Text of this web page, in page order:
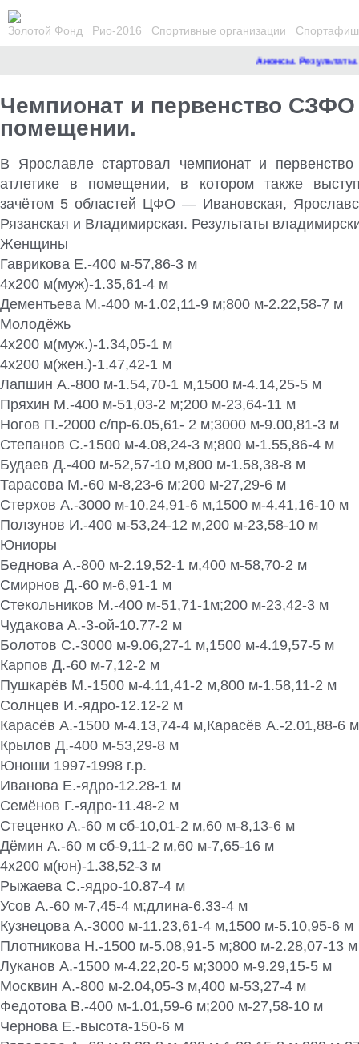
Золотой Фонд Рио-2016 Спортивные организации
Анонсы. Результаты.
Чемпионат и первенство
помещении.
В Ярославле стартовал чемпионат и
атлетике в помещении, в котором также
зачётом 5 областей ЦФО — Ивановская,
Рязанская и Владимирская. Результаты
Женщины
Гаврикова Е.-400 м-57,86-3 м
4х200 м(муж)-1.35,61-4 м
Дементьева М.-400 м-1.02,11-9 м;800 м-2.22,58-7 м
Молодёжь
4х200 м(муж.)-1.34,05-1 м
4х200 м(жен.)-1.47,42-1 м
Лапшин А.-800 м-1.54,70-1 м,1500 м-4.14,25-5 м
Пряхин М.-400 м-51,03-2 м;200 м-23,64-11 м
Ногов П.-2000 с/пр-6.05,61- 2 м;3000 м-9.00,81-3 м
Степанов С.-1500 м-4.08,24-3 м;800 м-1.55,86-4 м
Будаев Д.-400 м-52,57-10 м,800 м-1.58,38-8 м
Тарасова М.-60 м-8,23-6 м;200 м-27,29-6 м
Стерхов А.-3000 м-10.24,91-6 м,1500 м-4.41,16-10 м
Ползунов И.-400 м-53,24-12 м,200 м-23,58-10 м
Юниоры
Беднова А.-800 м-2.19,52-1 м,400 м-58,70-2 м
Смирнов Д.-60 м-6,91-1 м
Стекольников М.-400 м-51,71-1м;200 м-23,42-3 м
Чудакова А.-3-ой-10.77-2 м
Болотов С.-3000 м-9.06,27-1 м,1500 м-4.19,57-5 м
Карпов Д.-60 м-7,12-2 м
Пушкарёв М.-1500 м-4.11,41-2 м,800 м-1.58,11-2 м
Солнцев И.-ядро-12.12-2 м
Карасёв А.-1500 м-4.13,74-4 м,Карасёв А.-2.01,88-6 м
Крылов Д.-400 м-53,29-8 м
Юноши 1997-1998 г.р.
Иванова Е.-ядро-12.28-1 м
Семёнов Г.-ядро-11.48-2 м
Стеценко А.-60 м сб-10,01-2 м,60 м-8,13-6 м
Дёмин А.-60 м сб-9,11-2 м,60 м-7,65-16 м
4х200 м(юн)-1.38,52-3 м
Рыжаева С.-ядро-10.87-4 м
Усов А.-60 м-7,45-4 м;длина-6.33-4 м
Кузнецова А.-3000 м-11.23,61-4 м,1500 м-5.10,95-6 м
Плотникова Н.-1500 м-5.08,91-5 м;800 м-2.28,07-13 м
Луканов А.-1500 м-4.22,20-5 м;3000 м-9.29,15-5 м
Москвин А.-800 м-2.04,05-3 м,400 м-53,27-4 м
Федотова В.-400 м-1.01,59-6 м;200 м-27,58-10 м
Чернова Е.-высота-150-6 м